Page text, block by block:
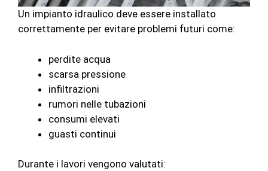
Un impianto idraulico deve essere installato
correttamente per evitare problemi futuri come:
perdite acqua
scarsa pressione
infiltrazioni
rumori nelle tubazioni
consumi elevati
guasti continui
Durante i lavori vengono valutati: